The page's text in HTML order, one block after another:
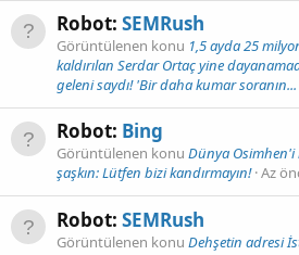
Robot: SEMRush
Görüntülenen konu 1,5 ayda 25
kaldırılan Serdar Ortaç yine
geleni saydı! 'Bir daha kumar soranın...
Robot: Bing
Görüntülenen konu Dünya
şaşkın: Lütfen bizi kandırmayın! Az
Robot: SEMRush
Görüntülenen konu Dehşetin adresi